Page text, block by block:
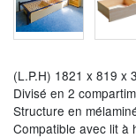
(L.P.H) 1821 x 819 x
Divisé en 2
Structure en
Compatible avec lit à